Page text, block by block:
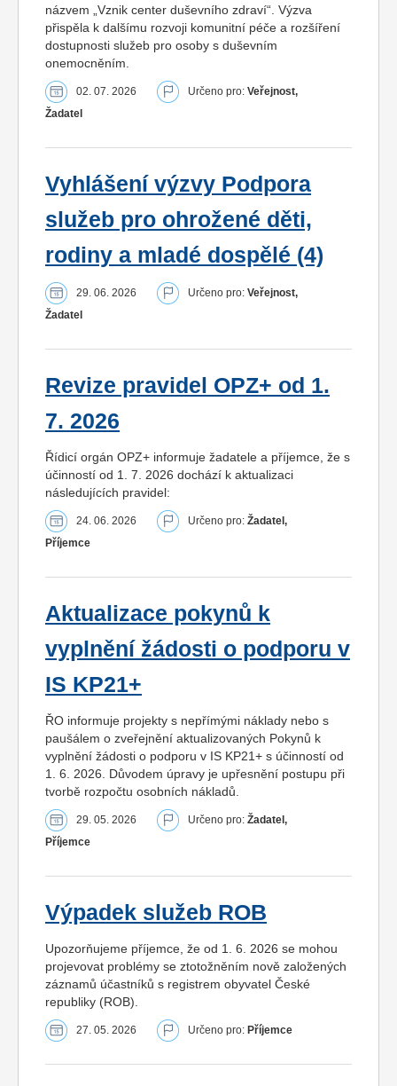
názvem „Vznik center duševního zdraví“. Výzva
přispěla k dalšímu rozvoji komunitní péče a rozšíření
dostupnosti služeb pro osoby s duševním
onemocněním.
02. 07. 2026 Určeno pro: Veřejnost,
Žadatel
Vyhlášení výzvy Podpora
služeb pro ohrožené děti,
rodiny a mladé dospělé (4)
29. 06. 2026 Určeno pro: Veřejnost,
Žadatel
Revize pravidel OPZ+ od 1.
7. 2026
Řídicí orgán OPZ+ informuje žadatele a příjemce, že s
účinností od 1. 7. 2026 dochází k aktualizaci
následujících pravidel:
24. 06. 2026 Určeno pro: Žadatel,
Příjemce
Aktualizace pokynů k
vyplnění žádosti o podporu v
IS KP21+
ŘO informuje projekty s nepřímými náklady nebo s
paušálem o zveřejnění aktualizovaných Pokynů k
vyplnění žádosti o podporu v IS KP21+ s účinností od
1. 6. 2026. Důvodem úpravy je upřesnění postupu při
tvorbě rozpočtu osobních nákladů.
29. 05. 2026 Určeno pro: Žadatel,
Příjemce
Výpadek služeb ROB
Upozorňujeme příjemce, že od 1. 6. 2026 se mohou
projevovat problémy se ztotožněním nově založených
záznamů účastníků s registrem obyvatel České
republiky (ROB).
27. 05. 2026 Určeno pro: Příjemce